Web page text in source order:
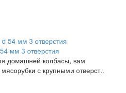
мм 3 отверстия
домашней колбасы, вам
с крупными отверст..